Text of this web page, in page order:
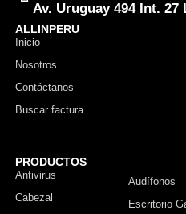
Av. Uruguay 494 Int. 27
ALLINPERU
Inicio
Nosotros
Contáctanos
Buscar factura
PRODUCTOS
Antivirus
Cabezal
Audífonos
Escritorio